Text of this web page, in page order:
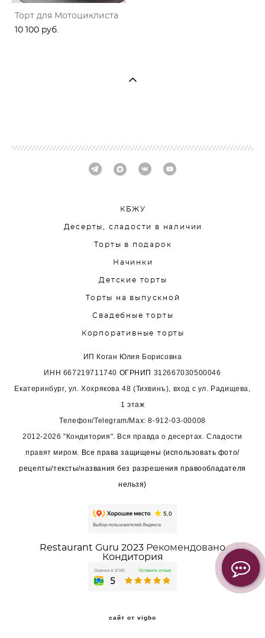
Торт для Мотоциклиста
10 100 pуб.
КБЖУ
Десерты, сладости в наличии
Торты в подарок
Начинки
Детские торты
Торты на выпускной
Свадебные торты
Корпоративные торты
ИП Коган Юлия Борисовна
ИНН 667219711740 ОГРНИП 312667030500046
Екатеринбург, ул. Хохрякова 48 (Тихвинъ), вход с ул. Радищева,
1 этаж
Телефон/Telegram/Max:8-912-03-00008
2012-2026 "Кондитория". Вся правда о десертах. Сладости
правят миром. Все права защищены (использовать фото/
рецепты/тексты/названия без разрешения правообладателя
нельзя)
Restaurant Guru 2023 Рекомендовано
Кондитория
сайт от vigbo